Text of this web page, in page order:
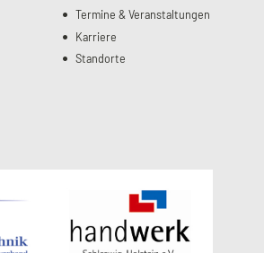
Termine & Veranstaltungen
Karriere
Standorte